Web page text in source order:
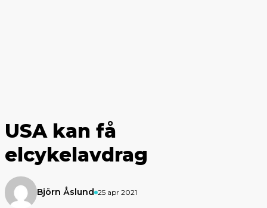
USA kan få
elcykelavdrag
Björn Åslund 25 apr 2021